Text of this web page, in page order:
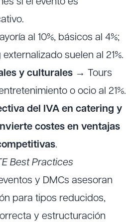
si el evento es
al 10%, básicos al 4%;
suelen al 21%.
y culturales → Tours
o ocio al 21%.
del IVA en catering y
costes en ventajas
.
Best Practices
y DMCs asesoran
para tipos reducidos,
y estructuración